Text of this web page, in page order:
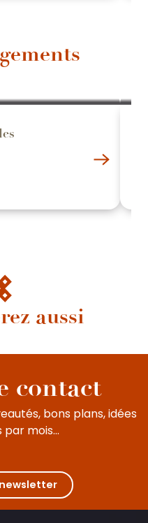
aussi
Nationale 6
cette route
d’Azur et surtout les
contact
bons plans, idées
par mois...